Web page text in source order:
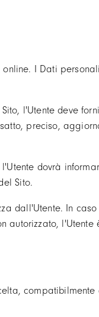
I Dati personali
l'Utente deve
preciso,
dovrà
Sito.
dall'Utente. In
autorizzato, l'Utente
compatibilmente